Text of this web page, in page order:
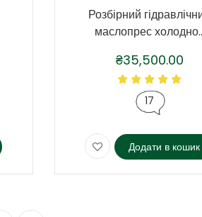
Розбірний
маслопрес
₴35,500.00
17
Додати в кошик